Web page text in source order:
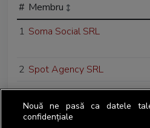
# Membru
1 Soma Social SRL
2 Spot Agency SRL
3 Sanatatea Press Group SRL
4 Seaview Advertising SRL
Nouă ne pasă ca datele
confidențiale